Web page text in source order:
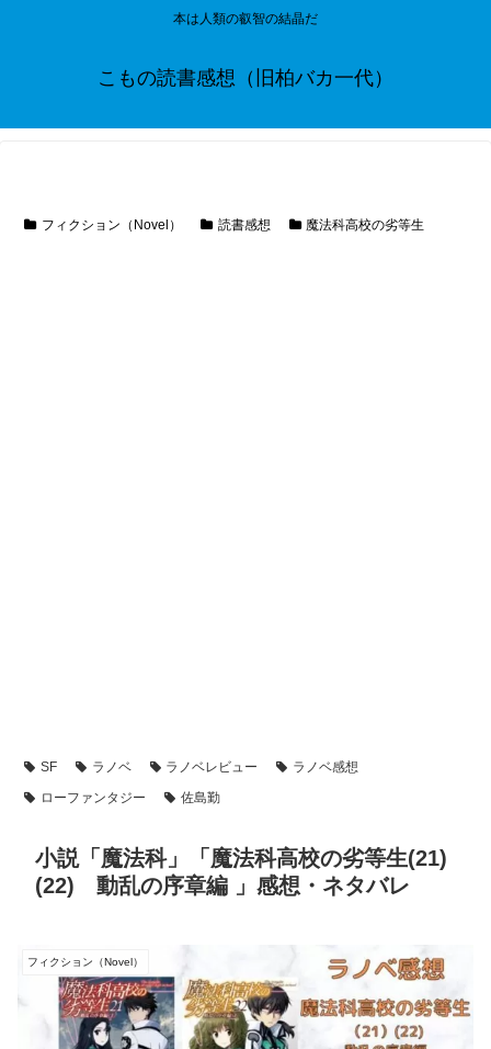
本は人類の叡智の結晶だ
こもの読書感想（旧柏バカ一代）
フィクション（Novel） 読書感想 魔法科高校の劣等生
SF ラノベ ラノベレビュー
ラノベ感想
ローファンタジー
佐島勤
小説「魔法科」「魔法科高校の劣等生(21)
(22) 動乱の序章編 」感想・ネタバレ
フィクション（Novel）